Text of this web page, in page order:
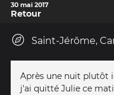
30 mai 2017
Retour
Saint-Jérôme,
Après une nuit plutôt
j'ai quitté Julie ce